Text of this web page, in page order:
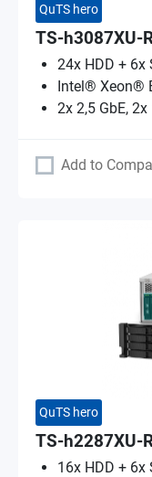
QuTS hero
TS-h3087XU-
24x HDD + 6x
Intel® Xeon®
2x 2,5 GbE,
Add to
QuTS hero
TS-h2287XU-
16x HDD + 6x